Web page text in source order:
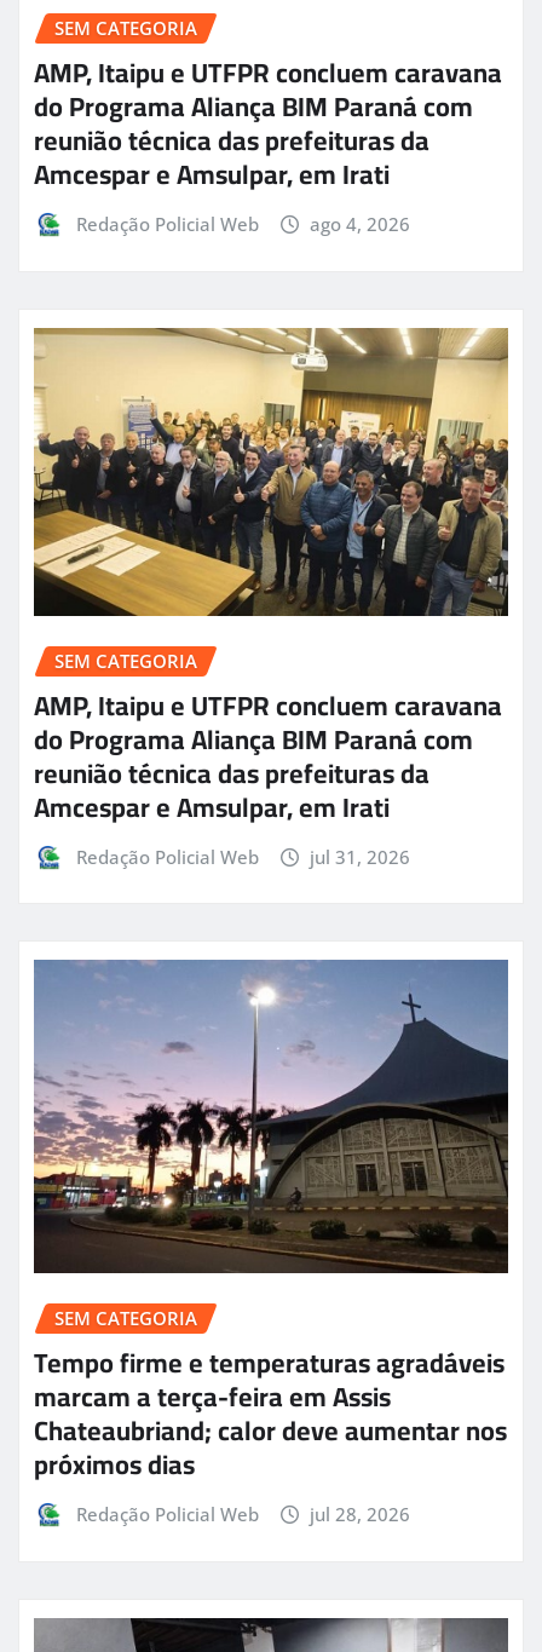
SEM CATEGORIA
AMP, Itaipu e UTFPR concluem caravana
do Programa Aliança BIM Paraná com
reunião técnica das prefeituras da
Amcespar e Amsulpar, em Irati
Redação Policial Web ago 4, 2026
SEM CATEGORIA
AMP, Itaipu e UTFPR concluem caravana
do Programa Aliança BIM Paraná com
reunião técnica das prefeituras da
Amcespar e Amsulpar, em Irati
Redação Policial Web jul 31, 2026
SEM CATEGORIA
Tempo firme e temperaturas agradáveis
marcam a terça-feira em Assis
Chateaubriand; calor deve aumentar nos
próximos dias
Redação Policial Web jul 28, 2026